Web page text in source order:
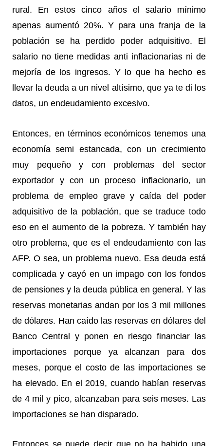
rural. En estos cinco años el salario mínimo
apenas aumentó 20%. Y para una franja de la
población se ha perdido poder adquisitivo. El
salario no tiene medidas anti inflacionarias ni de
mejoría de los ingresos. Y lo que ha hecho es
llevar la deuda a un nivel altísimo, que ya te di los
datos, un endeudamiento excesivo.
Entonces, en términos económicos tenemos una
economía semi estancada, con un crecimiento
muy pequeño y con problemas del sector
exportador y con un proceso inflacionario, un
problema de empleo grave y caída del poder
adquisitivo de la población, que se traduce todo
eso en el aumento de la pobreza. Y también hay
otro problema, que es el endeudamiento con las
AFP. O sea, un problema nuevo. Esa deuda está
complicada y cayó en un impago con los fondos
de pensiones y la deuda pública en general. Y las
reservas monetarias andan por los 3 mil millones
de dólares. Han caído las reservas en dólares del
Banco Central y ponen en riesgo financiar las
importaciones porque ya alcanzan para dos
meses, porque el costo de las importaciones se
ha elevado. En el 2019, cuando habían reservas
de 4 mil y pico, alcanzaban para seis meses. Las
importaciones se han disparado.